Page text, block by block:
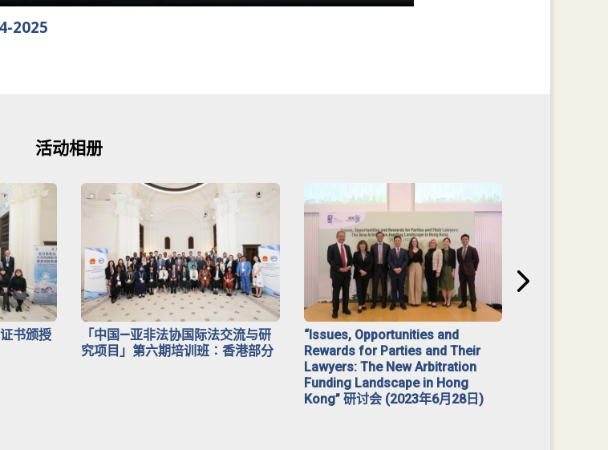
2025
活动相册
书颁授
「中国—亚非法协国际法交流与研
究项目」第六期培训班∶香港部分
“Issues, Opportunities and
Rewards for Parties and Their
Lawyers: The New Arbitration
Funding Landscape in Hong
Kong” 研讨会 (2023年6月28日)